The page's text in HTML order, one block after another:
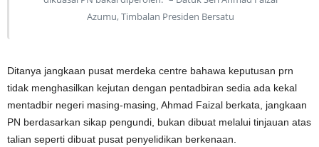
Azumu, Timbalan Presiden Bersatu
Ditanya jangkaan pusat merdeka centre bahawa keputusan prn
tidak menghasilkan kejutan dengan pentadbiran sedia ada kekal
mentadbir negeri masing-masing, Ahmad Faizal berkata, jangkaan
PN berdasarkan sikap pengundi, bukan dibuat melalui tinjauan atas
talian seperti dibuat pusat penyelidikan berkenaan.